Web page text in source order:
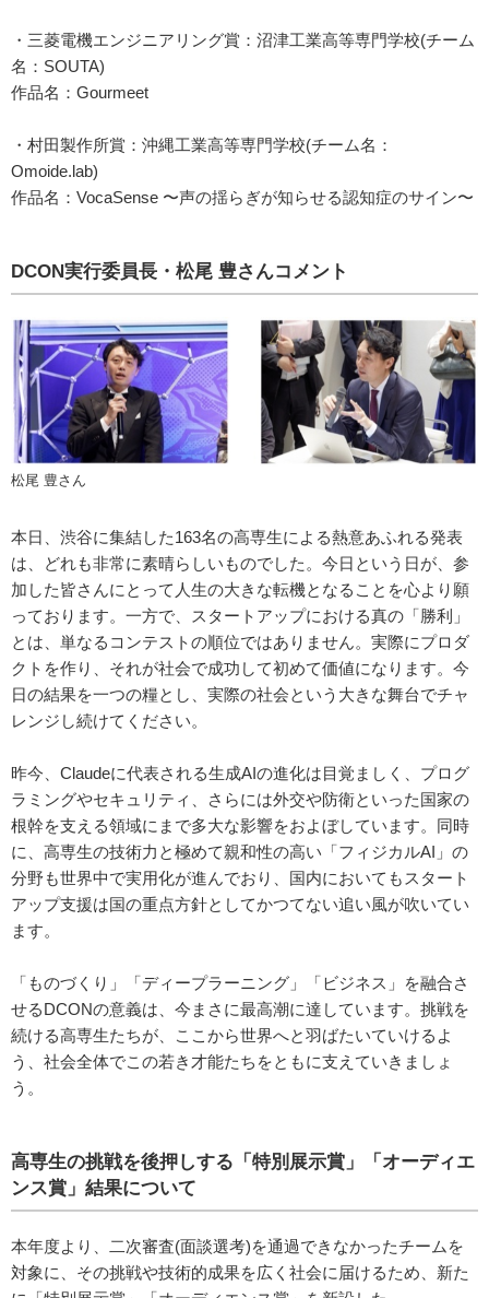
・三菱電機エンジニアリング賞：沼津工業高等専門学校(チーム
名：SOUTA)
作品名：Gourmeet
・村田製作所賞：沖縄工業高等専門学校(チーム名：
Omoide.lab)
作品名：VocaSense 〜声の揺らぎが知らせる認知症のサイン〜
DCON実行委員長・松尾 豊さんコメント
松尾 豊さん
本日、渋谷に集結した163名の高専生による熱意あふれる発表
は、どれも非常に素晴らしいものでした。今日という日が、参
加した皆さんにとって人生の大きな転機となることを心より願
っております。一方で、スタートアップにおける真の「勝利」
とは、単なるコンテストの順位ではありません。実際にプロダ
クトを作り、それが社会で成功して初めて価値になります。今
日の結果を一つの糧とし、実際の社会という大きな舞台でチャ
レンジし続けてください。
昨今、Claudeに代表される生成AIの進化は目覚ましく、プログ
ラミングやセキュリティ、さらには外交や防衛といった国家の
根幹を支える領域にまで多大な影響をおよぼしています。同時
に、高専生の技術力と極めて親和性の高い「フィジカルAI」の
分野も世界中で実用化が進んでおり、国内においてもスタート
アップ支援は国の重点方針としてかつてない追い風が吹いてい
ます。
「ものづくり」「ディープラーニング」「ビジネス」を融合さ
せるDCONの意義は、今まさに最高潮に達しています。挑戦を
続ける高専生たちが、ここから世界へと羽ばたいていけるよ
う、社会全体でこの若き才能たちをともに支えていきましょ
う。
高専生の挑戦を後押しする「特別展示賞」「オーディエ
ンス賞」結果について
本年度より、二次審査(面談選考)を通過できなかったチームを
対象に、その挑戦や技術的成果を広く社会に届けるため、新た